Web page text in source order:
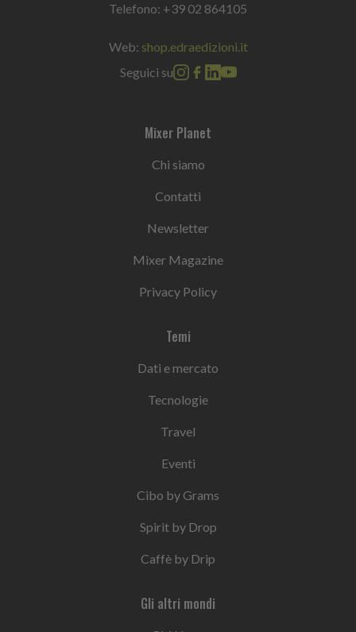
Telefono: +39 02 864105
Web: shop.edraedizioni.it
Seguici su
Mixer Planet
Chi siamo
Contatti
Newsletter
Mixer Magazine
Privacy Policy
Temi
Dati e mercato
Tecnologie
Travel
Eventi
Cibo by Grams
Spirit by Drop
Caffè by Drip
Gli altri mondi